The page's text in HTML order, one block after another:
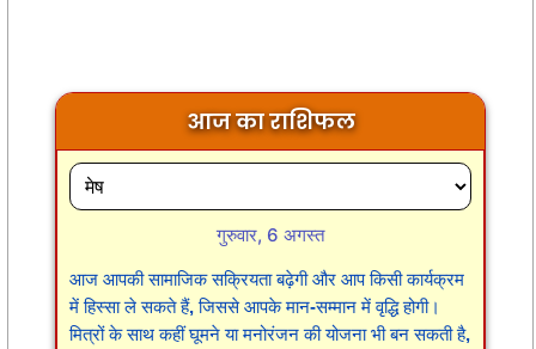
आज का राशिफल
गुरुवार, 6 अगस्त
आज आपकी सामाजिक सक्रियता बढ़ेगी और आप किसी कार्यक्रम
में हिस्सा ले सकते हैं, जिससे आपके मान-सम्मान में वृद्धि होगी।
मित्रों के साथ कहीं घूमने या मनोरंजन की योजना भी बन सकती है,